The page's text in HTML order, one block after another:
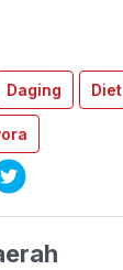
Daging Diet